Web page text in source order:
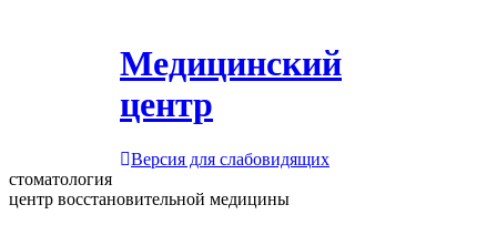
Медицинский
центр
Версия для слабовидящих
стоматология
центр восстановительной медицины